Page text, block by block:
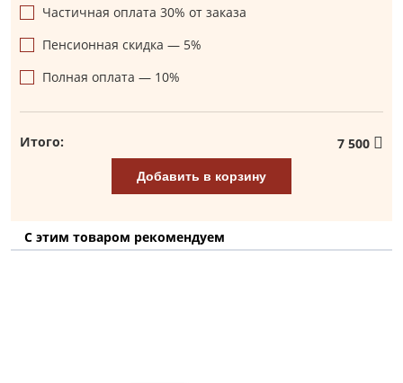
Частичная оплата 30% от заказа
Пенсионная скидка — 5%
Полная оплата — 10%
Итого: 7 500
Добавить в корзину
С этим товаром рекомендуем